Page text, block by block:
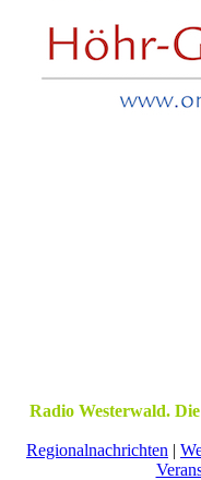
Radio Westerwald.
Regionalnachrichten |